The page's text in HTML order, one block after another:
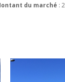
du marché :